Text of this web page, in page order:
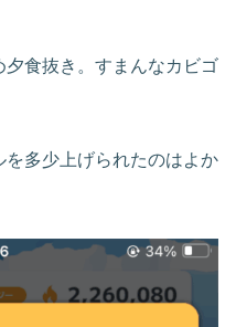
夕食抜き。すまんなカビゴ
多少上げられたのはよか